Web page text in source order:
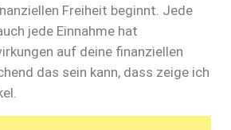
Freiheit beginnt. Jede
jede Einnahme hat
auf deine finanziellen
das sein kann, dass zeige ich